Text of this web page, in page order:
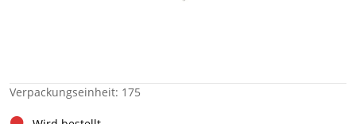
Verpackungseinheit: 175